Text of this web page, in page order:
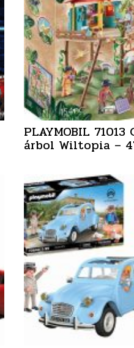
PLAYMOBIL 71013
árbol Wiltopia –